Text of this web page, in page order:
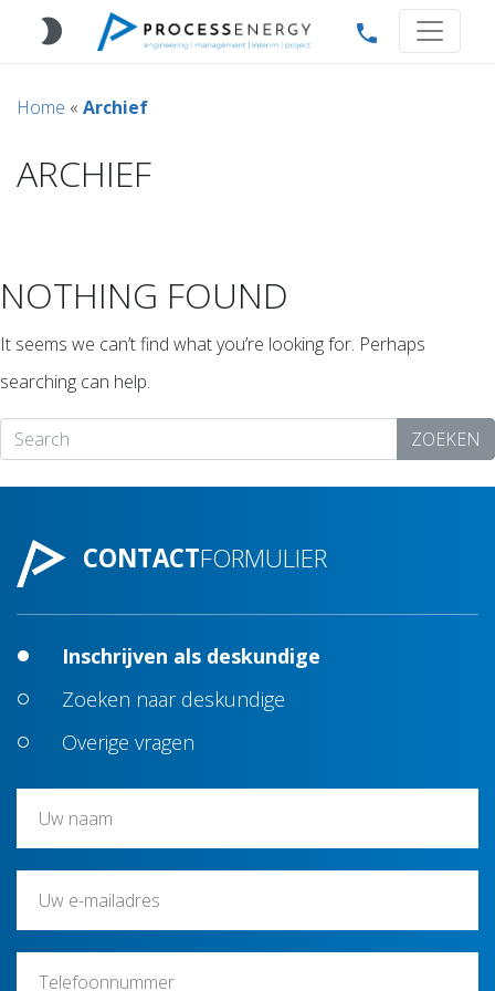
brightness_2 phone
Home « Archief
ARCHIEF
NOTHING FOUND
It seems we can’t find what you’re looking for. Perhaps
searching can help.
ZOEKEN
CONTACTFORMULIER
Inschrijven als deskundige
Zoeken naar deskundige
Overige vragen